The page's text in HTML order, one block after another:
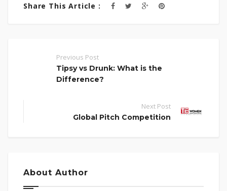
Share This Article :
Previous Post
Tipsy vs Drunk: What is the
Difference?
Next Post
Global Pitch Competition
About Author